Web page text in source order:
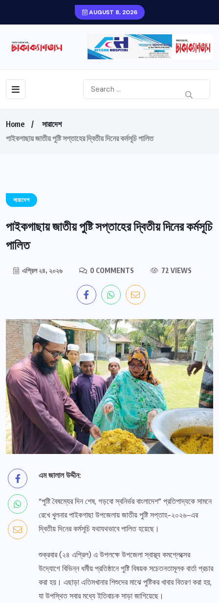
AUGUST 8, 2026
Home
সারাদেশ
পাইকগাছায় জাতীয় পুষ্টি সপ্তাহের দ্বিতীয় দিনের কর্মসূচি পালিত
সারাদেশ
পাইকগাছায় জাতীয় পুষ্টি সপ্তাহের দ্বিতীয় দিনের কর্মসূচি
পালিত
এপ্রিল ২৪, ২০২৬ 0 COMMENTS 72 VIEWS
এম জালাল উদ্দীন:
“পুষ্টি বৈষম্যের দিন শেষ, গড়বো স্বনির্ভর বাংলাদেশ” প্রতিপাদ্যকে সামনে
রেখে খুলনার পাইকগাছা উপজেলায় জাতীয় পুষ্টি সপ্তাহ-২০২৬-এর
দ্বিতীয় দিনের কর্মসূচি যথাযথভাবে পালিত হয়েছে।
শুক্রবার (২৪ এপ্রিল) এ উপলক্ষে উপজেলা স্বাস্থ্য কমপ্লেক্সের
উদ্যোগে বিভিন্ন ধর্মীয় প্রতিষ্ঠানে পুষ্টি বিষয়ক সচেতনতামূলক বার্তা প্রচার
করা হয়। এছাড়া এতিমখানার শিশুদের মাঝে পুষ্টিকর খাবার বিতরণ করা হয়,
যা উপস্থিত সবার মধ্যে ইতিবাচক সাড়া জাগিয়েছে।